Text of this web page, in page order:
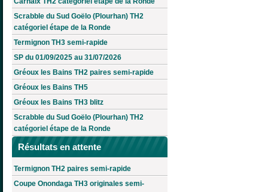
Scrabble du Sud Goëlo (Plourhan) TH2
catégoriel étape de la Ronde
Termignon TH3 semi-rapide
SP du 01/09/2025 au 31/07/2026
Gréoux les Bains TH2 paires semi-rapide
Gréoux les Bains TH5
Gréoux les Bains TH3 blitz
Scrabble du Sud Goëlo (Plourhan) TH2
catégoriel étape de la Ronde
Résultats en attente
Termignon TH2 paires semi-rapide
Coupe Onondaga TH3 originales semi-